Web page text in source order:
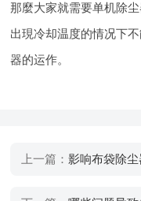
那麼大家就需要单机除
出現冷却温度的情况下
器的运作。
上一篇： 影响布袋除